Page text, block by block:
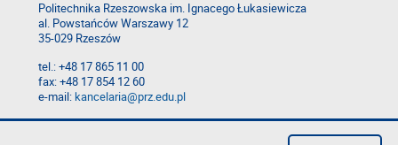
Politechnika Rzeszowska im. Ignacego Łukasiewicza
al. Powstańców Warszawy 12
35-029 Rzeszów
tel.: +48 17 865 11 00
fax: +48 17 854 12 60
e-mail:kancelaria@prz.edu.pl
Deklaracja dostępności